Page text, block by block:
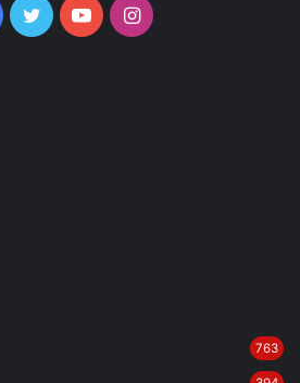
Facebook
TwitterYouTubeInstagram
763